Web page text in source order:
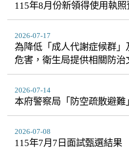
115年8月份新領得使用執
為降低「成人代謝症候群」
危害，衛生局提供相關防治
2026-07-17
本府警察局「防空疏散避難
2026-07-14
115年7月7日面試甄選結果
2026-07-08